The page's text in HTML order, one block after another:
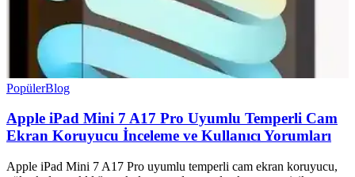
PopülerBlog
Apple iPad Mini 7 A17 Pro Uyumlu Temperli Cam
Ekran Koruyucu İnceleme ve Kullanıcı Yorumları
Apple iPad Mini 7 A17 Pro uyumlu temperli cam ekran koruyucu,